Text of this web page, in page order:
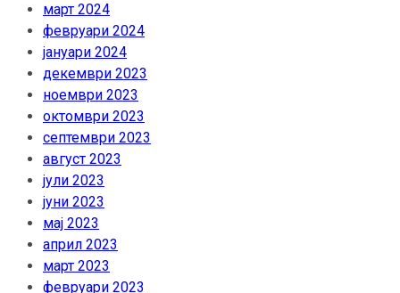
март 2024
февруари 2024
јануари 2024
декември 2023
ноември 2023
октомври 2023
септември 2023
август 2023
јули 2023
јуни 2023
мај 2023
април 2023
март 2023
февруари 2023